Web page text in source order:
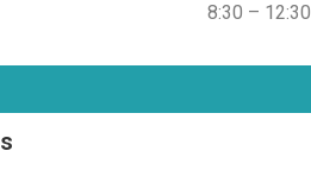
8:30 – 12:30